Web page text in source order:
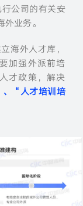
公司的有关安
业务。
海外人才库，
加强外派前培
才政策，解决
、“人才培训培